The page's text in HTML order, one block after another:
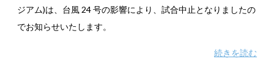
ジアム)は、台風 24 号の影響により、試合中止となりましたの
でお知らせいたします。
続きを読む